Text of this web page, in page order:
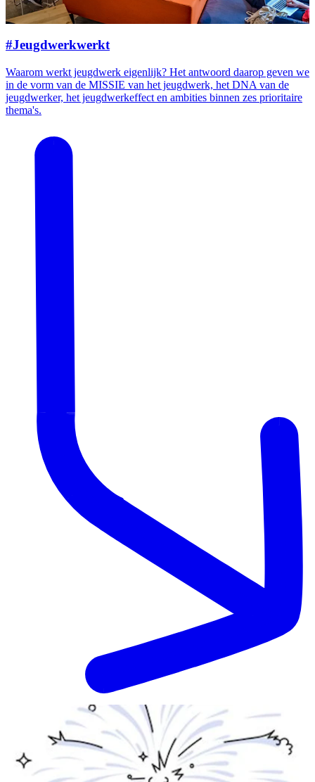
#Jeugdwerkwerkt
Waarom werkt jeugdwerk eigenlijk? Het antwoord daarop geven we
in de vorm van de MISSIE van het jeugdwerk, het DNA van de
jeugdwerker, het jeugdwerkeffect en ambities binnen zes prioritaire
thema's.